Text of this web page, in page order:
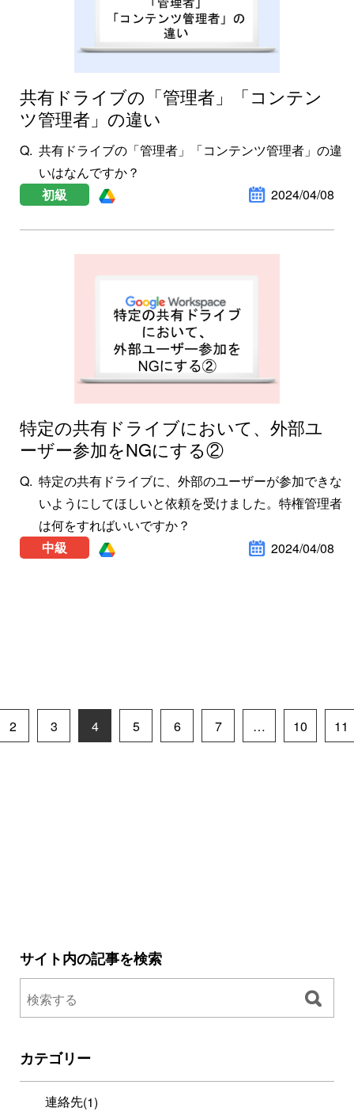
共有ドライブの「管理者」「コンテン
ツ管理者」の違い
共有ドライブの「管理者」「コンテンツ管理者」の違
いはなんですか？
初級
2024/04/08
特定の共有ドライブにおいて、外部ユ
ーザー参加をNGにする②
特定の共有ドライブに、外部のユーザーが参加できな
いようにしてほしいと依頼を受けました。特権管理者
は何をすればいいですか？
中級
2024/04/08
2 3 4 5 6 7 … 10 11
サイト内の記事を検索
カテゴリー
連絡先(1)